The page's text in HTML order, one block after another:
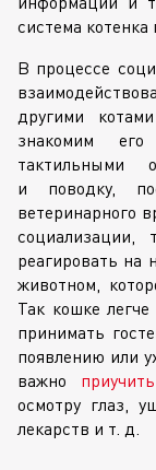
система котенка
В процессе
другими
знакомим
тактильными
и поводку,
ветеринарного
реагировать на
животном,
Так кошке
принимать
появлению или
важно
осмотру глаз,
лекарств и т. д.